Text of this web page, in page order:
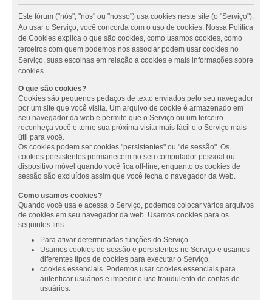
Este fórum ("nós", "nós" ou "nosso") usa cookies neste site (o "Serviço").
Ao usar o Serviço, você concorda com o uso de cookies. Nossa Política
de Cookies explica o que são cookies, como usamos cookies, como
terceiros com quem podemos nos associar podem usar cookies no
Serviço, suas escolhas em relação a cookies e mais informações sobre
cookies.
O que são cookies?
Cookies são pequenos pedaços de texto enviados pelo seu navegador
por um site que você visita. Um arquivo de cookie é armazenado em
seu navegador da web e permite que o Serviço ou um terceiro
reconheça você e torne sua próxima visita mais fácil e o Serviço mais
útil para você.
Os cookies podem ser cookies "persistentes" ou "de sessão". Os
cookies persistentes permanecem no seu computador pessoal ou
dispositivo móvel quando você fica off-line, enquanto os cookies de
sessão são excluídos assim que você fecha o navegador da Web.
Como usamos cookies?
Quando você usa e acessa o Serviço, podemos colocar vários arquivos
de cookies em seu navegador da web. Usamos cookies para os
seguintes fins:
Para ativar determinadas funções do Serviço
Usamos cookies de sessão e persistentes no Serviço e usamos
diferentes tipos de cookies para executar o Serviço.
cookies essenciais. Podemos usar cookies essenciais para
autenticar usuários e impedir o uso fraudulento de contas de
usuários.